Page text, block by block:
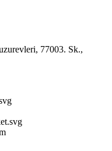
77003. Sk.,